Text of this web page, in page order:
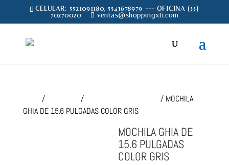
CELULAR: 5521091180, 5543678979 --- OFICINA (55)
70270020
ventas@shoppingxti.com
/ /
/ MOCHILA
GHIA DE 15.6 PULGADAS COLOR GRIS
MOCHILA GHIA DE
15.6 PULGADAS
COLOR GRIS